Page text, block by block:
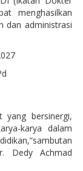
menghasilkan
dan administrasi
yang bersinergi,
karya dalam
Dedy Achmad